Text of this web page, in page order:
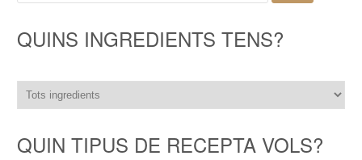
QUINS INGREDIENTS TENS?
QUIN TIPUS DE RECEPTA VOLS?